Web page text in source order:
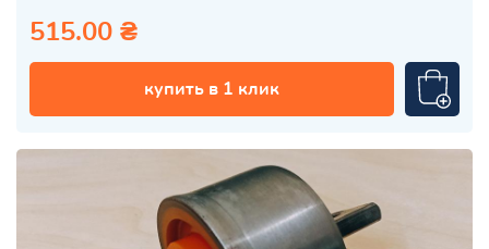
515.00 ₴
купить в 1 клик